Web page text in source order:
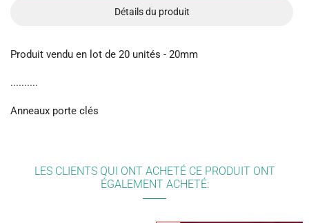
Détails du produit
Produit vendu en lot de 20 unités - 20mm
..........
Anneaux porte clés
LES CLIENTS QUI ONT ACHETÉ CE PRODUIT ONT
ÉGALEMENT ACHETÉ: